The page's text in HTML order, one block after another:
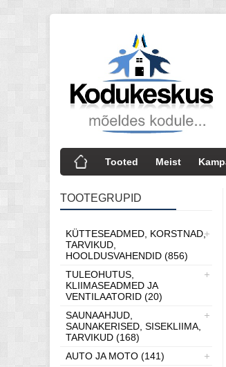
Tooted Meist
TOOTEGRUPID
KÜTTESEADMED, KORSTNAD,
TARVIKUD,
HOOLDUSVAHENDID (856)
TULEOHUTUS,
KLIIMASEADMED JA
VENTILAATORID (20)
SAUNAAHJUD,
SAUNAKERISED, SISEKLIIMA,
TARVIKUD (168)
AUTO JA MOTO (141)